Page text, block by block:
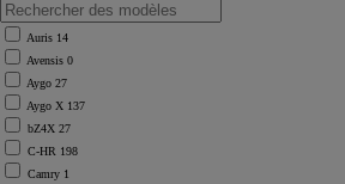
Auris 14
Avensis 0
Aygo 27
Aygo X 137
bZ4X 27
C-HR 198
Camry 1